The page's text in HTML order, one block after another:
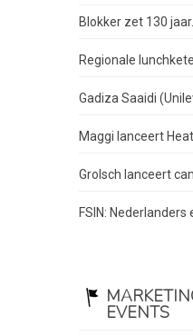
Blokker zet 130 jaar...
Regionale
Gadiza Saaidi
Maggi lanceert Heat
Grolsch lanceert
FSIN: Nederlanders
EVENTS